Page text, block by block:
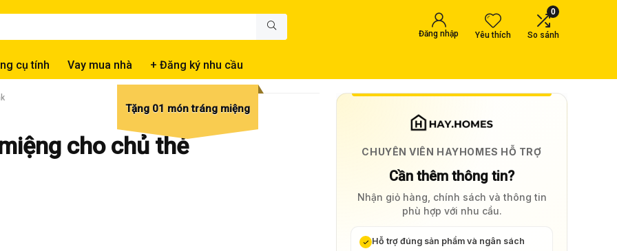
Đăng nhập Yêu thích
0
So sánh
cụ tính Vay mua nhà + Đăng ký nhu cầu
Tặng 01 món tráng miệng
cho chủ thẻ
CHUYÊN VIÊN HAYHOMES HỖ TRỢ
Cần thêm thông tin?
Nhận giỏ hàng, chính sách và thông tin
phù hợp với nhu cầu.
Hỗ trợ đúng sản phẩm và ngân sách